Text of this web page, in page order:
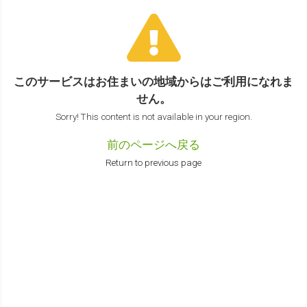
このサービスはお住まいの地域からはご利用になれま
せん。
Sorry! This content is not available in your region.
前のページへ戻る
Return to previous page